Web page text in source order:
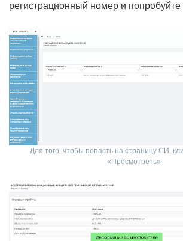
регистрационный номер и попробуйте
Для того, чтобы попасть на страницу СИ,
«Просмотреть»